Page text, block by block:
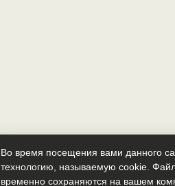
Во время посещения вами данного
технологию, называемую cookie.
временно сохраняются на вашем